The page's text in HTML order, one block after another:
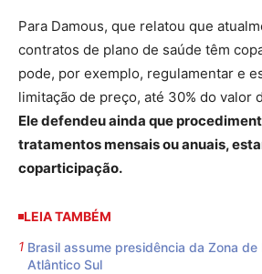
Para Damous, que relatou que
contratos de plano de saúde têm
pode, por exemplo, regulamentar e
limitação de preço, até 30% do valor
Ele defendeu ainda que
tratamentos mensais ou anuais,
coparticipação.
LEIA TAMBÉM
Brasil assume presidência da Zona
Atlântico Sul